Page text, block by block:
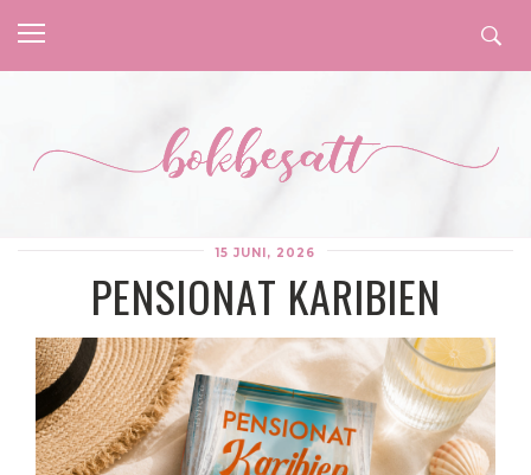
15 JUNI, 2026
PENSIONAT KARIBIEN